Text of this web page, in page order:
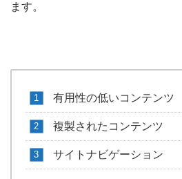
ます。
有用性の低いコンテンツ
複製されたコンテンツ
サイトナビゲーション